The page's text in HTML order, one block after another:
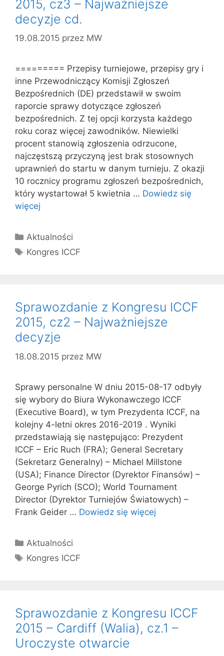
2015, cz3 – Najważniejsze
decyzje cd.
19.08.2015 przez MW
========= Przepisy turniejowe, przepisy gry i
inne Przewodniczący Komisji Zgłoszeń
Bezpośrednich (DE) przedstawił w swoim
raporcie sprawy dotyczące zgłoszeń
bezpośrednich. Z tej opcji korzysta każdego
roku coraz więcej zawodników. Niewielki
procent stanowią zgłoszenia odrzucone,
najczęstszą przyczyną jest brak stosownych
uprawnień do startu w danym turnieju. Z okazji
10 rocznicy programu zgłoszeń bezpośrednich,
który wystartował 5 kwietnia … Dowiedz się
więcej
Kategorie
Aktualności
Tagi
Kongres ICCF
Sprawozdanie z Kongresu ICCF
2015, cz2 – Najważniejsze
decyzje
18.08.2015 przez MW
Sprawy personalne W dniu 2015-08-17 odbyły
się wybory do Biura Wykonawczego ICCF
(Executive Board), w tym Prezydenta ICCF, na
kolejny 4-letni okres 2016-2019 . Wyniki
przedstawiają się następująco: Prezydent
ICCF – Eric Ruch (FRA); General Secretary
(Sekretarz Generalny) – Michael Millstone
(USA); Finance Director (Dyrektor Finansów) –
George Pyrich (SCO); World Tournament
Director (Dyrektor Turniejów Światowych) –
Frank Geider … Dowiedz się więcej
Kategorie
Aktualności
Tagi
Kongres ICCF
Sprawozdanie z Kongresu ICCF
2015 – Cardiff (Walia), cz.1 –
Uroczyste otwarcie